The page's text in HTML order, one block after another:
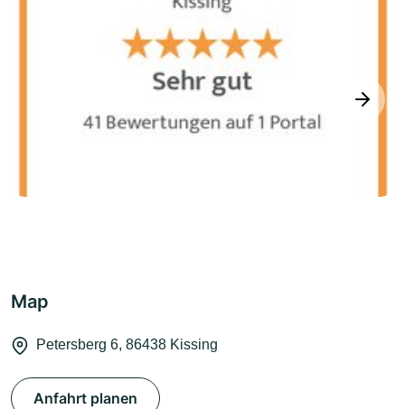
next
Map
Petersberg 6, 86438 Kissing
Anfahrt planen